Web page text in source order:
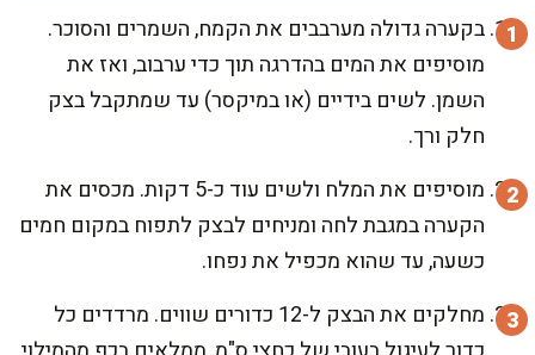
בקערה גדולה מערבבים את הקמח, השמרים והסוכר.
מוסיפים את המים בהדרגה תוך כדי ערבוב, ואז את
השמן. לשים בידיים (או במיקסר) עד שמתקבל בצק
חלק ורך.
מוסיפים את המלח ולשים עוד כ-5 דקות. מכסים את
הקערה במגבת לחה ומניחים לבצק לתפוח במקום חמים
כשעה, עד שהוא מכפיל את נפחו.
מחלקים את הבצק ל-12 כדורים שווים. מרדדים כל